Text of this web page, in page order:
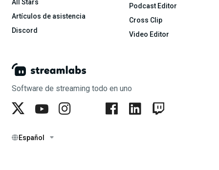
Software de streaming todo en uno
Español
All Stars
Artículos de asistencia
Discord
Podcast Editor
Cross Clip
Video Editor